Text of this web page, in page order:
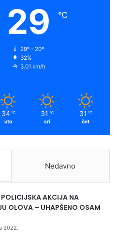
29 ℃
29º - 20º
32%
3.01 km/h
34 ℃
uto
31 ℃
sri
31 ℃
čet
Nedavno
POLICIJSKA AKCIJA NA
OLOVA – UHAPŠENO OSAM
2022.